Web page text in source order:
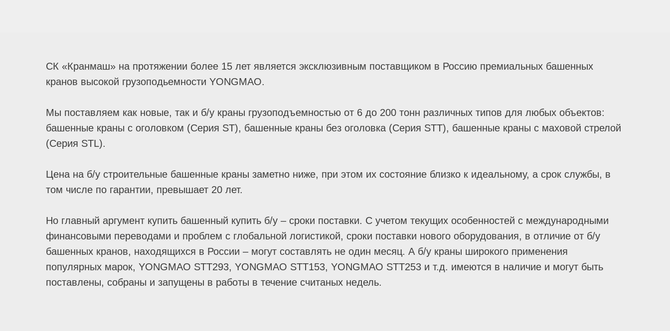
СК «Кранмаш» на протяжении более 15 лет является эксклюзивным поставщиком в Россию премиальных башенных
кранов высокой грузоподьемности YONGMAO.
Мы поставляем как новые, так и б/у краны грузоподъемностью от 6 до 200 тонн различных типов для любых объектов:
башенные краны с оголовком (Серия ST), башенные краны без оголовка (Серия STT), башенные краны с маховой стрелой
(Серия STL).
Цена на б/у строительные башенные краны заметно ниже, при этом их состояние близко к идеальному, а срок службы, в
том числе по гарантии, превышает 20 лет.
Но главный аргумент купить башенный купить б/у – сроки поставки. С учетом текущих особенностей с международными
финансовыми переводами и проблем с глобальной логистикой, сроки поставки нового оборудования, в отличие от б/у
башенных кранов, находящихся в России – могут составлять не один месяц. А б/у краны широкого применения
популярных марок, YONGMAO STT293, YONGMAO STT153, YONGMAO STT253 и т.д. имеются в наличие и могут быть
поставлены, собраны и запущены в работы в течение считаных недель.